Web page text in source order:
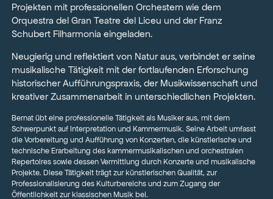
Projekten mit professionellen Orchestern wie dem
Orquestra del Gran Teatre del Liceu und der Franz
Schubert Filharmonia eingeladen.
Neugierig und reflektiert von Natur aus, verbindet er seine
musikalische Tätigkeit mit der fortlaufenden Erforschung
historischer Aufführungspraxis, der Musikwissenschaft und
kreativer Zusammenarbeit in unterschiedlichen Projekten.
Bernat übt eine professionelle Tätigkeit als Musiker aus, mit dem
Schwerpunkt auf Interpretation und Kammermusik. Seine Arbeit umfasst
die Vorbereitung und Aufführung von Konzerten, die künstlerische und
technische Erarbeitung des kammermusikalischen und orchestralen
Repertoires sowie dessen Vermittlung durch Konzerte und musikalische
Projekte. Diese Tätigkeit trägt zur künstlerischen Qualität, zur
Professionalisierung des Kulturbereichs und zum Zugang der
Öffentlichkeit zur klassischen Musik bei.